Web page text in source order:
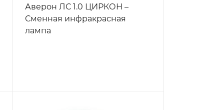
Аверон ЛС 1.0 ЦИРКОН –
Сменная инфракрасная
лампа